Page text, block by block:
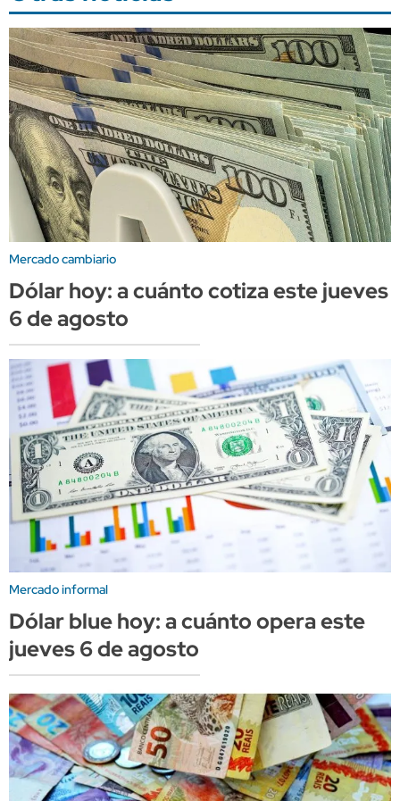
Mercado cambiario
Dólar hoy: a cuánto cotiza este jueves
6 de agosto
Mercado informal
Dólar blue hoy: a cuánto opera este
jueves 6 de agosto